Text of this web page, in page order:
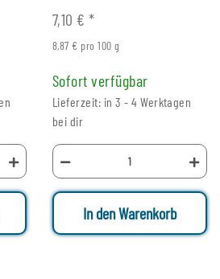
7,10 €*
8,87 € pro 100 g
Sofort verfügbar
Lieferzeit: in 3 - 4 Werktagen
bei dir
In den Warenkorb